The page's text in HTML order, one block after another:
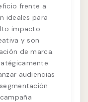
frente a
ideales para
impacto
y son
de marca.
audiencias